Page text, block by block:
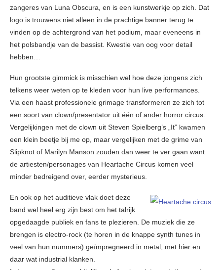
zangeres van Luna Obscura, en is een kunstwerkje op zich. Dat
logo is trouwens niet alleen in de prachtige banner terug te
vinden op de achtergrond van het podium, maar eveneens in
het polsbandje van de bassist. Kwestie van oog voor detail
hebben…
Hun grootste gimmick is misschien wel hoe deze jongens zich
telkens weer weten op te kleden voor hun live performances.
Via een haast professionele grimage transformeren ze zich tot
een soort van clown/presentator uit één of ander horror circus.
Vergelijkingen met de clown uit Steven Spielberg’s „It” kwamen
een klein beetje bij me op, maar vergelijken met de grime van
Slipknot of Marilyn Manson zouden dan weer te ver gaan want
de artiesten/personages van Heartache Circus komen veel
minder bedreigend over, eerder mysterieus.
En ook op het auditieve vlak doet deze
band wel heel erg zijn best om het talrijk
opgedaagde publiek en fans te plezieren. De muziek die ze
brengen is electro-rock (te horen in de knappe synth tunes in
veel van hun nummers) geïmpregneerd in metal, met hier en
daar wat industrial klanken.